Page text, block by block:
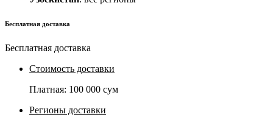
Бесплатная доставка
Бесплатная доставка
Стоимость доставки
Платная: 100 000 сум
Регионы доставки